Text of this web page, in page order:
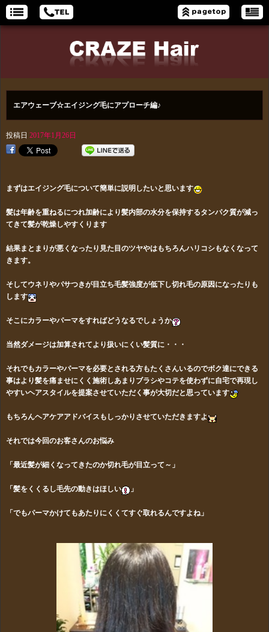
エアウェーブ☆エイジング毛にアプローチ編♪
投稿日 2017年1月26日
まずはエイジング毛について簡単に説明したいと思います
髪は年齢を重ねるにつれ加齢により髪内部の水分を保持するタンパク質が減っ
てきて髪が乾燥しやすくります
結果まとまりが悪くなったり見た目のツヤやはもちろんハリコシもなくなって
きます。
そしてウネリやパサつきが目立ち毛髪強度が低下し切れ毛の原因になったりも
します
そこにカラーやパーマをすればどうなるでしょうか
当然ダメージは加算されてより扱いにくい髪質に・・・
それでもカラーやパーマを必要とされる方もたくさんいるのでボク達にできる
事はより髪を痛ませにくく施術しあまりブラシやコテを使わずに自宅で再現し
やすいヘアスタイルを提案させていただく事が大切だと思っています
もちろんヘアケアアドバイスもしっかりさせていただきますよ
それでは今回のお客さんのお悩み
「最近髪が細くなってきたのか切れ毛が目立って～」
「髪をくくるし毛先の動きはほしい 」
「でもパーマかけてもあたりにくくてすぐ取れるんですよね」